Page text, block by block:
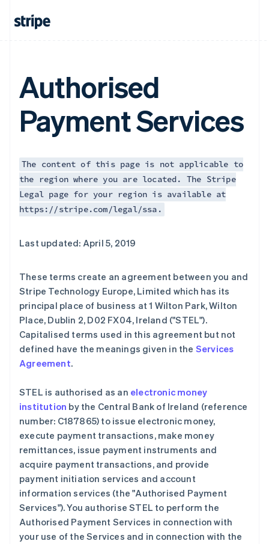
Authorised
Payment Services
The content of this page is not applicable to
the region where you are located. The Stripe
Legal page for your region is available at
https://stripe.com/legal/ssa.
Last updated: April 5, 2019
These terms create an agreement between you and
Stripe Technology Europe, Limited which has its
principal place of business at 1 Wilton Park, Wilton
Place, Dublin 2, D02 FX04, Ireland ("STEL").
Capitalised terms used in this agreement but not
defined have the meanings given in the Services
Agreement.
STEL is authorised as an electronic money
institution by the Central Bank of Ireland (reference
number: C187865) to issue electronic money,
execute payment transactions, make money
remittances, issue payment instruments and
acquire payment transactions, and provide
payment initiation services and account
information services (the "Authorised Payment
Services"). You authorise STEL to perform the
Authorised Payment Services in connection with
your use of the Services and in connection with the
English
爱尔兰
English
爱沙尼亚
奥地利
DeutschEnglish
澳大利亚
巴西
保加利亚
English
比利时
Nederlands FrançaisDeutschEnglish
波兰
丹麦
English
德国
DeutschEnglish
法国